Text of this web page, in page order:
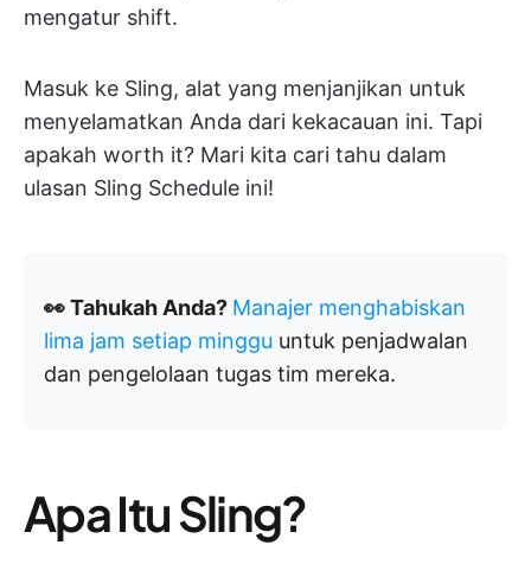
mengatur shift.
Masuk ke Sling, alat yang menjanjikan untuk
menyelamatkan Anda dari kekacauan ini. Tapi
apakah worth it? Mari kita cari tahu dalam
ulasan Sling Schedule ini!
👀 Tahukah Anda? Manajer menghabiskan
lima jam setiap minggu untuk penjadwalan
dan pengelolaan tugas tim mereka.
Apa Itu Sling?